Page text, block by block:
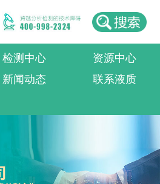
检测中心
资源中心
新闻动态
联系液质